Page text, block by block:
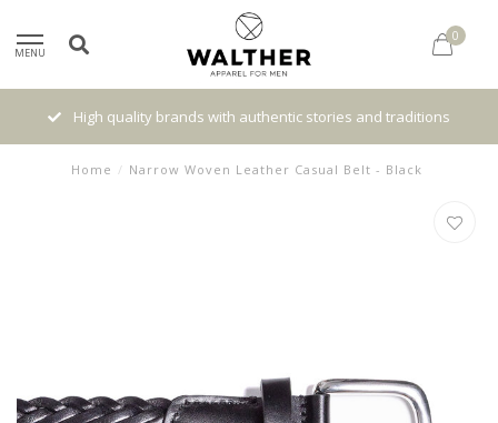
MENU
0
High quality brands with authentic stories and traditions
Home / Narrow Woven Leather Casual Belt - Black